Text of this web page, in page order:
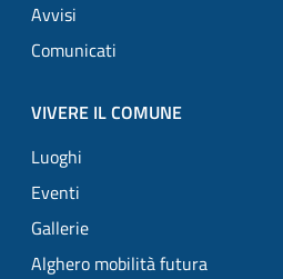
Avvisi
Comunicati
VIVERE IL COMUNE
Luoghi
Eventi
Gallerie
Alghero mobilità futura